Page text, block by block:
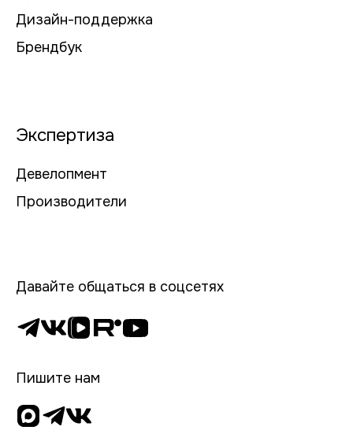
Дизайн-поддержка
Брендбук
Экспертиза
Девелопмент
Производители
Давайте общаться в соцсетях
Пишите нам